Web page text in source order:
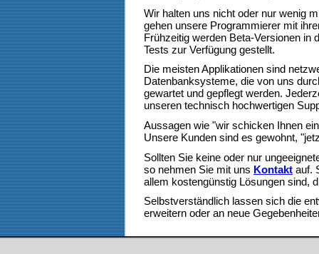
Wir halten uns nicht oder nur wenig
gehen unsere Programmierer mit
Frühzeitig werden Beta-Versionen in
Tests zur Verfügung gestellt.
Die meisten Applikationen sind
Datenbanksysteme, die von uns
gewartet und gepflegt werden.
unseren technisch hochwertigen
Aussagen wie "wir schicken Ihnen
Unsere Kunden sind es gewohnt,
Sollten Sie keine oder nur
so nehmen Sie mit uns Kontakt auf.
allem kostengünstig Lösungen sind,
Selbstverständlich lassen sich die
erweitern oder an neue